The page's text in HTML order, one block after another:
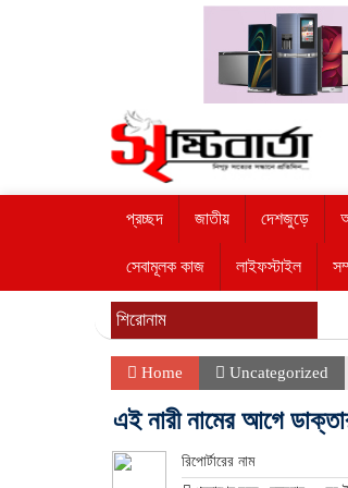
প্রচ্ছদ জাতীয় দেশজুড়ে
সেবামূলক কাজ লাইফস্টাইল
শিরোনাম
Home Uncategorized
এই নারী নামের আগে
রিপোর্টারের নাম